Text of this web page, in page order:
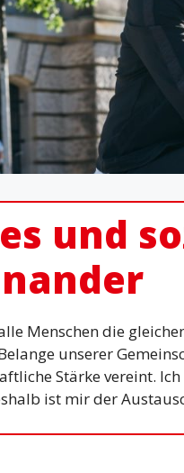
und
Menschen die
unserer
Stärke vereint.
ist mir der